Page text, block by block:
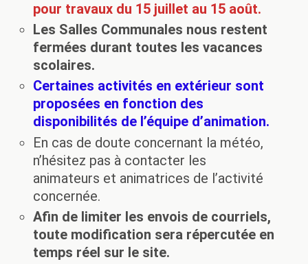
pour travaux du 15 juillet au 15 août.
Les Salles Communales nous restent
fermées durant toutes les vacances
scolaires.
Certaines activités en extérieur sont
proposées en fonction des
disponibilités de l’équipe d’animation.
En cas de doute concernant la météo,
n’hésitez pas à contacter les
animateurs et animatrices de l’activité
concernée.
Afin de limiter les envois de courriels,
toute modification sera répercutée en
temps réel sur le site.